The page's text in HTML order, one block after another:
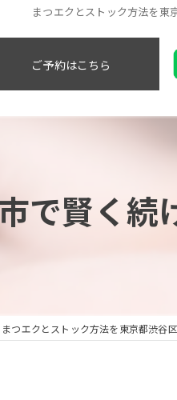
まつエクとストック方法を東
ご予約はこちら
で賢く続
まつエクとストック方法を東京都渋谷